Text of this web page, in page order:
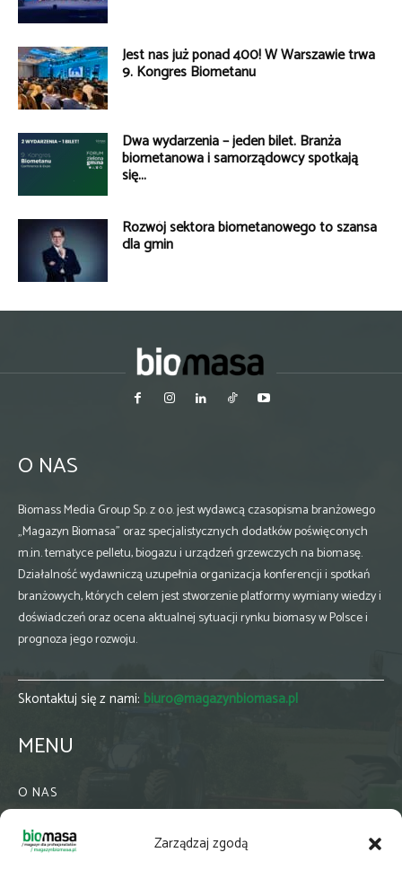
Zarządzaj zgodą
Jest nas już ponad 400! W Warszawie trwa
9. Kongres Biometanu
Dwa wydarzenia – jeden bilet. Branża
biometanowa i samorządowcy spotkają
się...
Rozwój sektora biometanowego to szansa
dla gmin
O NAS
Biomass Media Group Sp. z o.o. jest wydawcą czasopisma branżowego
„Magazyn Biomasa” oraz specjalistycznych dodatków poświęconych
m.in. tematyce pelletu, biogazu i urządzeń grzewczych na biomasę.
Działalność wydawniczą uzupełnia organizacja konferencji i spotkań
branżowych, których celem jest stworzenie platformy wymiany wiedzy i
doświadczeń oraz ocena aktualnej sytuacji rynku biomasy w Polsce i
prognoza jego rozwoju.
Skontaktuj się z nami: biuro@magazynbiomasa.pl
MENU
O NAS
WSPÓŁPRACA